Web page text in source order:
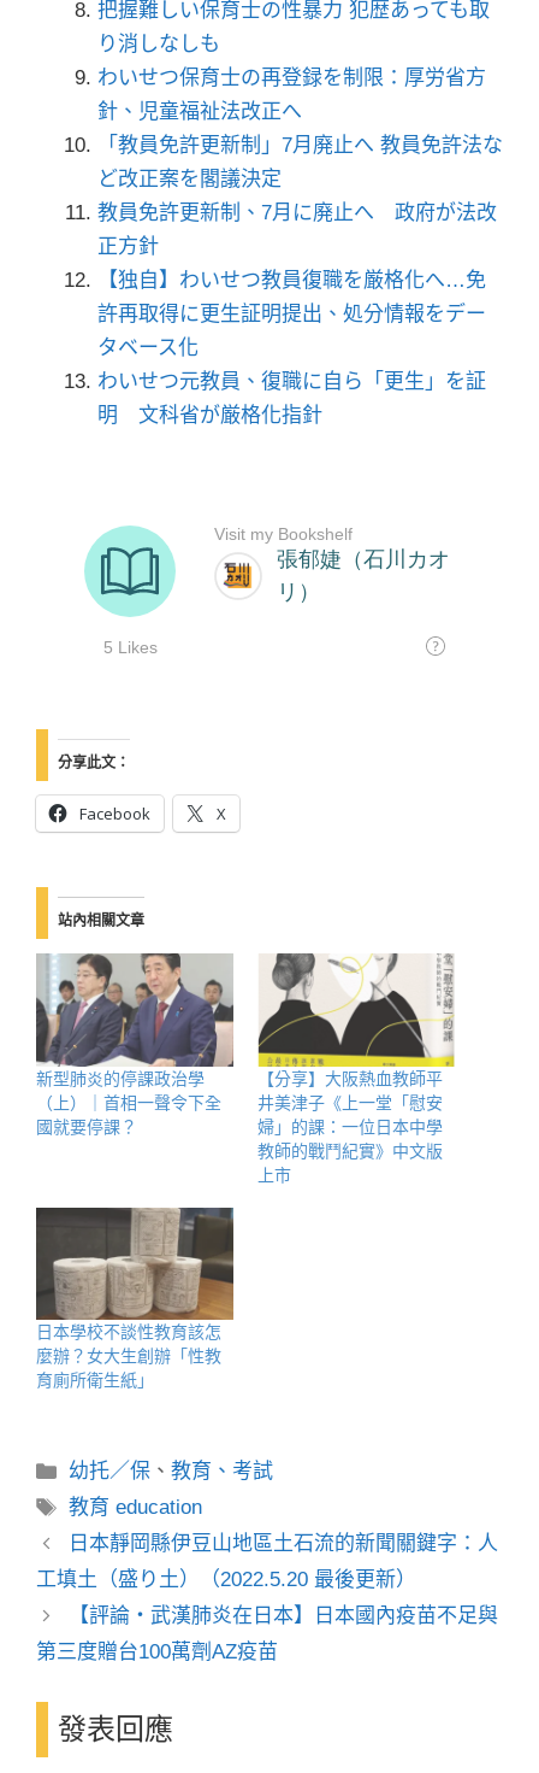
把握難しい保育士の性暴力 犯歴あっても取
り消しなしも
わいせつ保育士の再登録を制限：厚労省方
針、児童福祉法改正へ
「教員免許更新制」7月廃止へ 教員免許法な
ど改正案を閣議決定
教員免許更新制、7月に廃止へ 政府が法改
正方針
【独自】わいせつ教員復職を厳格化へ…免
許再取得に更生証明提出、処分情報をデー
タベース化
わいせつ元教員、復職に自ら「更生」を証
明 文科省が厳格化指針
分享此文：
Facebook X
站內相關文章
新型肺炎的停課政治學
（上）｜首相一聲令下全
國就要停課？
【分享】大阪熱血教師平
井美津子《上一堂「慰安
婦」的課：一位日本中學
教師的戰鬥紀實》中文版
上市
日本學校不談性教育該怎
麼辦？女大生創辦「性教
育廁所衛生紙」
分
類
幼托／保 、教育、考試
標
籤
教育 education
日本靜岡縣伊豆山地區土石流的新聞關鍵字：人
工填土（盛り土）（2022.5.20 最後更新）
【評論・武漢肺炎在日本】日本國內疫苗不足與
第三度贈台100萬劑AZ疫苗
發表回應